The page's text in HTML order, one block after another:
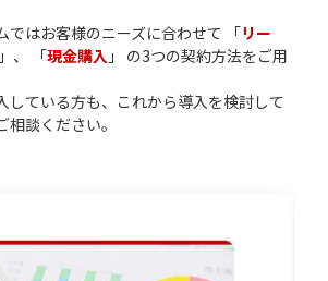
ではお客様のニーズに合わせて 「リー
」、 「現金購入 」 の3つの契約方法をご用
している方も、これから導入を検討して
談ください。